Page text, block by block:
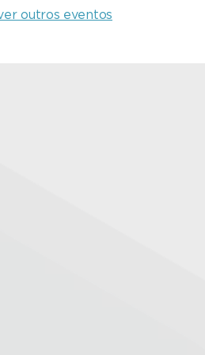
outros eventos